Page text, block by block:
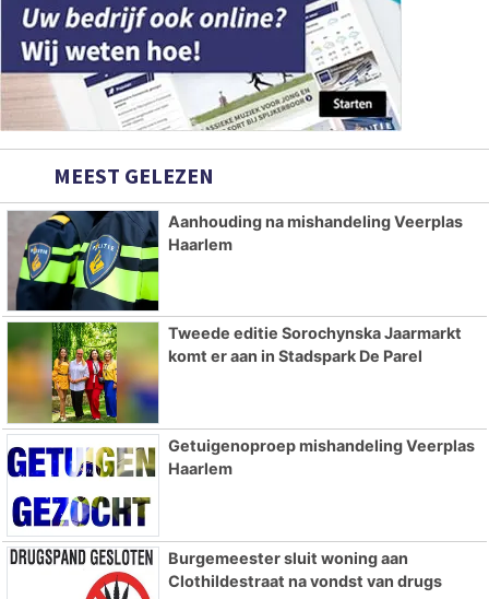
MEEST GELEZEN
Aanhouding na mishandeling Veerplas
Haarlem
Tweede editie Sorochynska Jaarmarkt
komt er aan in Stadspark De Parel
Getuigenoproep mishandeling Veerplas
Haarlem
Burgemeester sluit woning aan
Clothildestraat na vondst van drugs